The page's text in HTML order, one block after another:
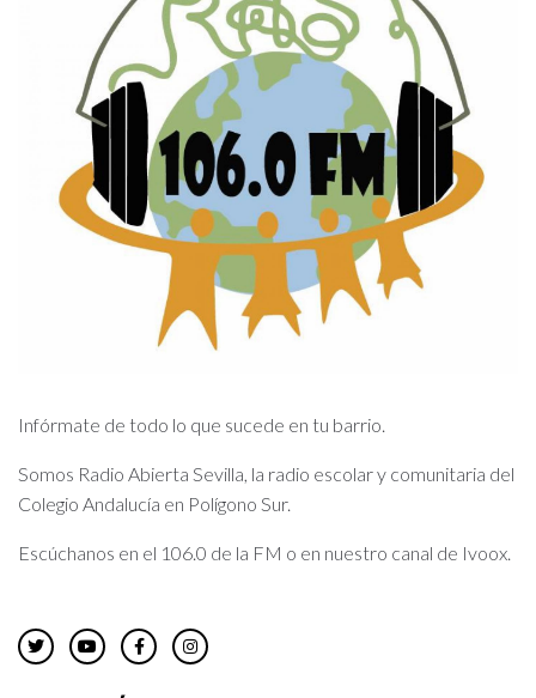
Infórmate de todo lo que sucede en tu barrio.
Somos Radio Abierta Sevilla, la radio escolar y comunitaria del
Colegio Andalucía en Polígono Sur.
Escúchanos en el 106.0 de la FM o en nuestro canal de Ivoox.